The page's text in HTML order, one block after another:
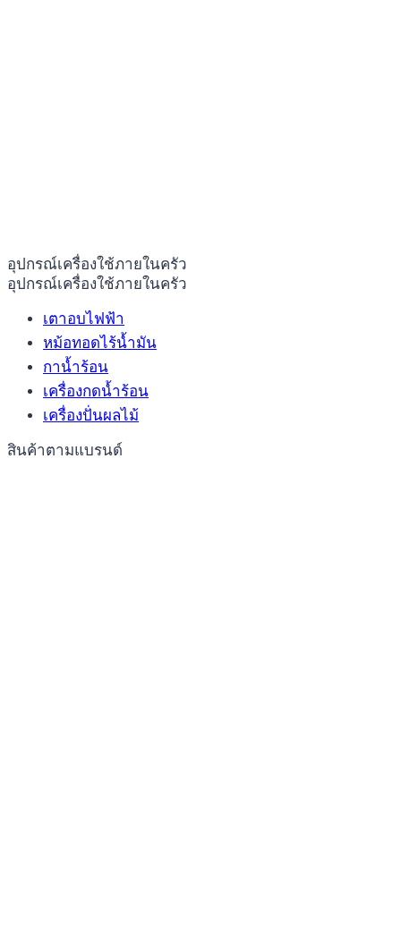
อุปกรณ์เครื่องใช้ภายในครัว
อุปกรณ์เครื่องใช้ภายในครัว
เตาอบไฟฟ้า
หม้อทอดไร้น้ำมัน
กาน้ำร้อน
เครื่องกดน้ำร้อน
เครื่องปั่นผลไม้
สินค้าตามแบรนด์